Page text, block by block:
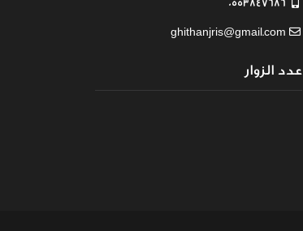
0553847686
ghithanjris@gmail.com
عدد الزوار